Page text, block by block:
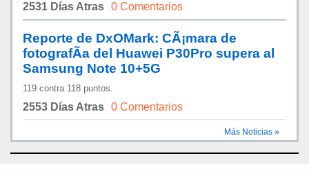
2531 Días Atras 0 Comentarios
Reporte de DxOMark: CÃ¡mara de
fotografÃ­a del Huawei P30Pro supera al
Samsung Note 10+5G
119 contra 118 puntos.
2553 Días Atras 0 Comentarios
Más Noticias »